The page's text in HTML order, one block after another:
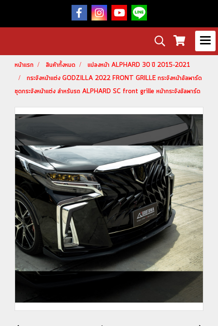
หน้าแรก สินค้าทั้งหมด
แปลงหน้า ALPHARD 30 ปี 2015-2021
กระจังหน้าแต่ง GODZILLA 2022 FRONT GRILLE กระจังหน้าอัลพาร์ด
ชุดกระจังหน้าแต่ง สำหรับรถ ALPHARD SC front grille หน้ากระจังอัลพาร์ด